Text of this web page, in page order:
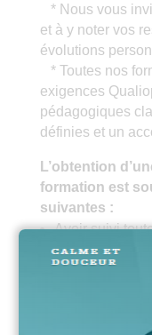
* Nous vous
et à y noter vos
évolutions
* Toutes nos
exigences
pédagogiques
définies et un
L’obtention
formation est
suivantes :
Avoir suivi
Avoir réalisé